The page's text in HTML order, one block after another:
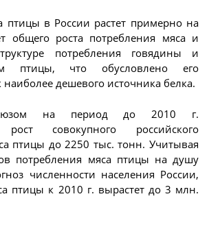
птицы в России растет примерно на
общего роста потребления мяса и
потребления говядины и
птицы, что обусловлено его
наиболее дешевого источника белка.
на период до 2010 г.
рост совокупного российского
птицы до 2250 тыс. тонн. Учитывая
потребления мяса птицы на душу
численности населения России,
птицы к 2010 г. вырастет до 3 млн.